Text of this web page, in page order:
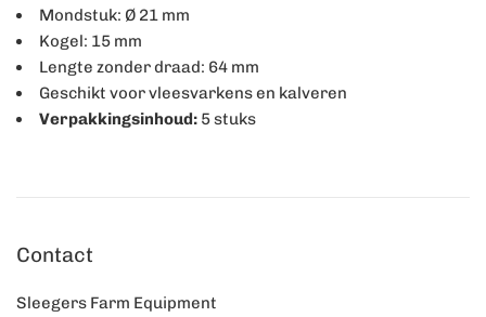
Mondstuk: Ø 21 mm
Kogel: 15 mm
Lengte zonder draad: 64 mm
Geschikt voor vleesvarkens en kalveren
Verpakkingsinhoud: 5 stuks
Contact
Sleegers Farm Equipment